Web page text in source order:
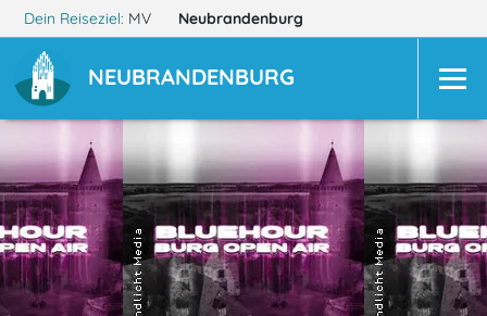
Dein Reiseziel: MV Neubrandenburg
NEUBRANDENBURG